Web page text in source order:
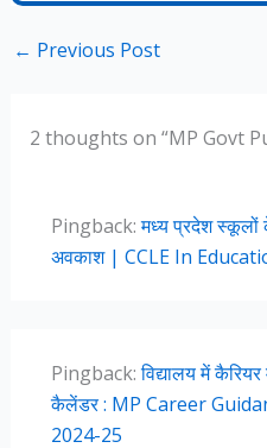
← Previous Post
2 thoughts on “MP Govt
Pingback:मध्य प्रदेश स्कूलों
अवकाश | CCLE In
Pingback:विद्यालय में कैरियर
कैलेंडर : MP Career
2024-25